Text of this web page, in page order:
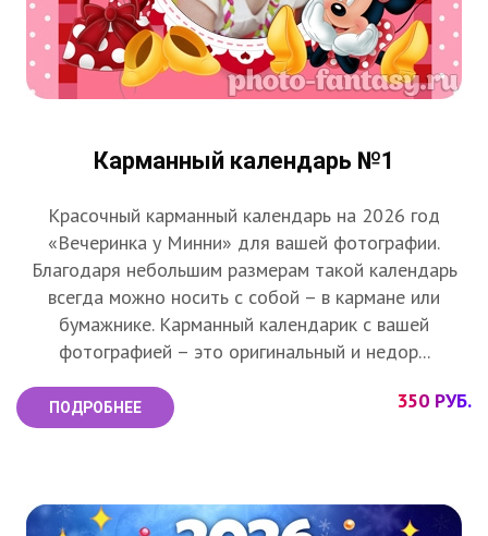
Карманный календарь №1
Красочный карманный календарь на 2026 год
«Вечеринка у Минни» для вашей фотографии.
Благодаря небольшим размерам такой календарь
всегда можно носить с собой – в кармане или
бумажнике. Карманный календарик с вашей
фотографией – это оригинальный и недор...
ПОДРОБНЕЕ 350 РУБ.